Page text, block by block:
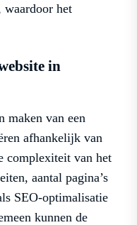
waardoor het
in
maken van een
afhankelijk van
complexiteit van het
aantal pagina’s
SEO-optimalisatie
kunnen de